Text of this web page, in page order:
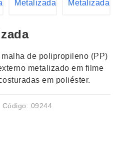
de polipropileno (PP)
metalizado em filme
em poliéster.
Código: 09244